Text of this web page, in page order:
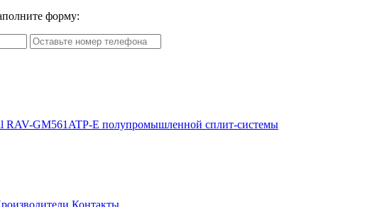
форму:
GM561ATP-E полупромышленной сплит-системы
Контакты